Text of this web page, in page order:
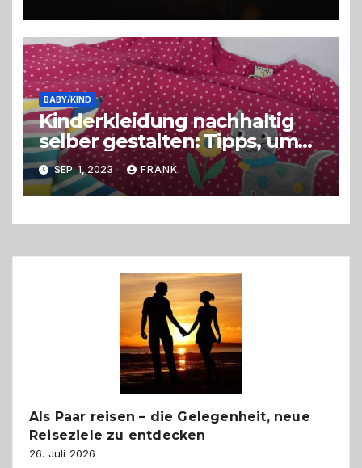
BABY/KIND
Kinderkleidung nachhaltig
selber gestalten: Tipps, um
umweltbewusst zu handeln
SEP. 1, 2023 FRANK
Als Paar reisen – die Gelegenheit, neue
Reiseziele zu entdecken
26. Juli 2026